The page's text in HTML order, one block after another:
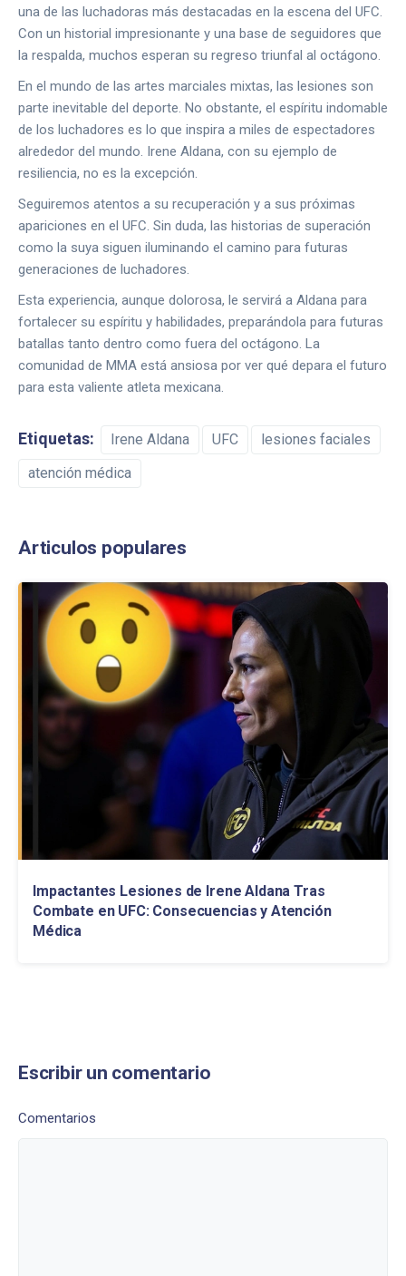
una de las luchadoras más destacadas en la escena del UFC.
Con un historial impresionante y una base de seguidores que
la respalda, muchos esperan su regreso triunfal al octágono.
En el mundo de las artes marciales mixtas, las lesiones son
parte inevitable del deporte. No obstante, el espíritu indomable
de los luchadores es lo que inspira a miles de espectadores
alrededor del mundo. Irene Aldana, con su ejemplo de
resiliencia, no es la excepción.
Seguiremos atentos a su recuperación y a sus próximas
apariciones en el UFC. Sin duda, las historias de superación
como la suya siguen iluminando el camino para futuras
generaciones de luchadores.
Esta experiencia, aunque dolorosa, le servirá a Aldana para
fortalecer su espíritu y habilidades, preparándola para futuras
batallas tanto dentro como fuera del octágono. La
comunidad de MMA está ansiosa por ver qué depara el futuro
para esta valiente atleta mexicana.
Etiquetas: Irene Aldana UFC
lesiones faciales
atención médica
Articulos populares
Impactantes Lesiones de Irene Aldana Tras
Combate en UFC: Consecuencias y Atención
Médica
Escribir un comentario
Comentarios